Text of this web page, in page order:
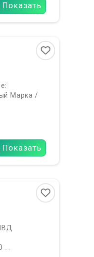
Показать
Марка /
Показать